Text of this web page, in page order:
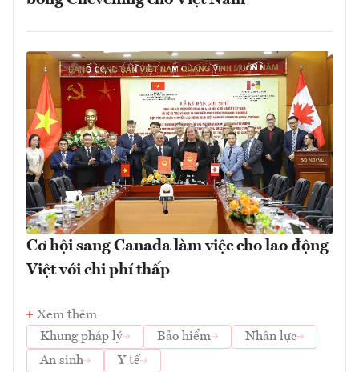
Cơ hội sang Canada làm việc cho lao động
Việt với chi phí thấp
Xem thêm
Khung pháp lý
Bảo hiểm
Nhân lực
An sinh
Y tế